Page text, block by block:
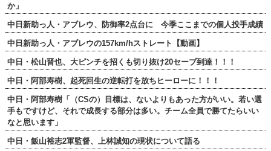
か」
中日新助っ人・アブレウ、防御率2点台に 今季ここまでの個人投手成績
中日新助っ人・アブレウの157km/hストレート【動画】
中日・松山晋也、大ピンチを招くも切り抜け20セーブ到達！！！
中日・阿部寿樹、起死回生の逆転打を放ちヒーローに！！！
中日・阿部寿樹「（CSの）目標は、ないよりもあった方がいい。若い選
手もですけど、それで成長する部分は多い。チーム全員で勝てたらいい
なと思います」
中日・飯山裕志2軍監督、上林誠知の現状について語る